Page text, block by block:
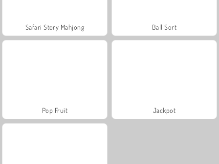
Safari Story Mahjong Ball Sort
Pop Fruit Jackpot